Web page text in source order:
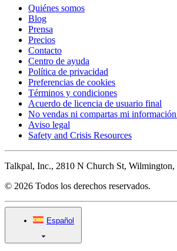
Quiénes somos
Blog
Prensa
Precios
Contacto
Centro de ayuda
Política de privacidad
Preferencias de cookies
Términos y condiciones
Acuerdo de licencia de usuario final
No vendas ni compartas mi
Aviso legal
Safety and Crisis Resources
Talkpal, Inc., 2810 N Church St,
© 2026 Todos los derechos reservados.
Español